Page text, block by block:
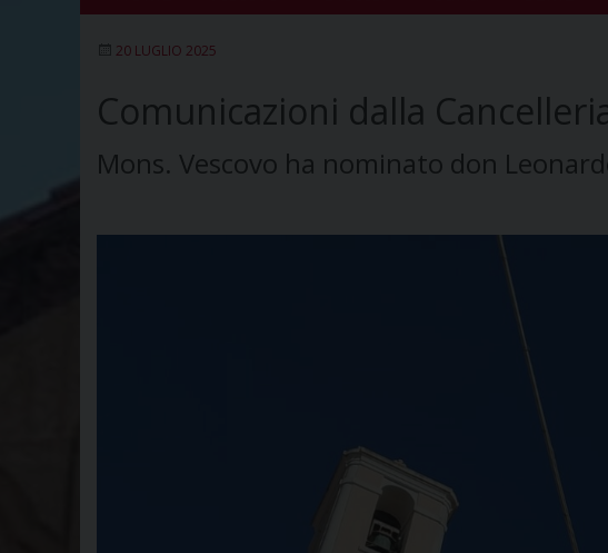
20 LUGLIO 2025
Comunicazioni dalla
Mons. Vescovo ha nominato don